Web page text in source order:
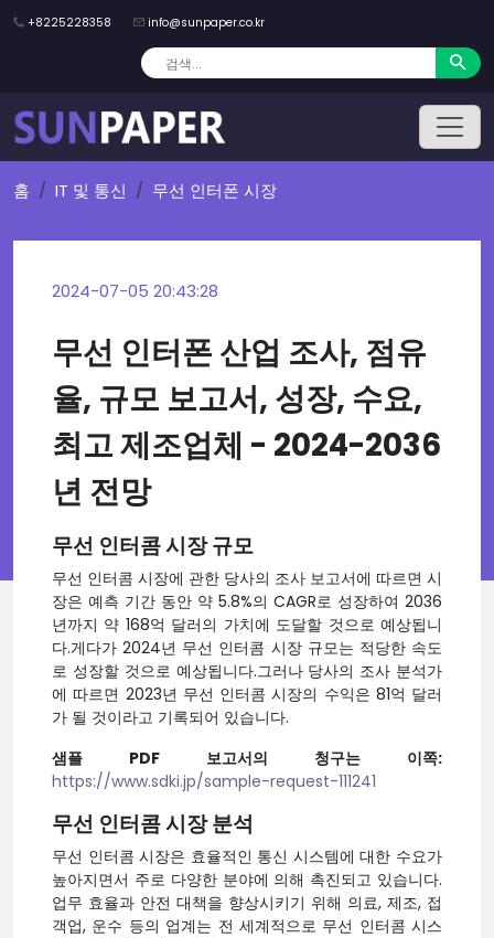
+8225228358 info@sunpaper.co.kr
홈 IT 및 통신 무선 인터폰 시장
2024-07-05 20:43:28
무선 인터폰 산업 조사, 점유
율, 규모 보고서, 성장, 수요,
최고 제조업체 - 2024-2036
년 전망
무선 인터콤 시장 규모
무선 인터콤 시장에 관한 당사의 조사 보고서에 따르면 시
장은 예측 기간 동안 약 5.8%의 CAGR로 성장하여 2036
년까지 약 168억 달러의 가치에 도달할 것으로 예상됩니
다.게다가 2024년 무선 인터콤 시장 규모는 적당한 속도
로 성장할 것으로 예상됩니다.그러나 당사의 조사 분석가
에 따르면 2023년 무선 인터콤 시장의 수익은 81억 달러
가 될 것이라고 기록되어 있습니다.
샘플 PDF 보고서의 청구는 이쪽:
https://www.sdki.jp/sample-request-111241
무선 인터콤 시장 분석
무선 인터콤 시장은 효율적인 통신 시스템에 대한 수요가
높아지면서 주로 다양한 분야에 의해 촉진되고 있습니다.
업무 효율과 안전 대책을 향상시키기 위해 의료, 제조, 접
객업, 운수 등의 업계는 전 세계적으로 무선 인터콤 시스